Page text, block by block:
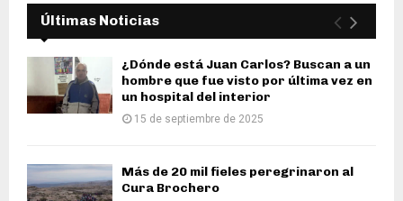
Últimas Noticias
¿Dónde está Juan Carlos? Buscan a un
hombre que fue visto por última vez en
un hospital del interior
15 de septiembre de 2025
Más de 20 mil fieles peregrinaron al
Cura Brochero